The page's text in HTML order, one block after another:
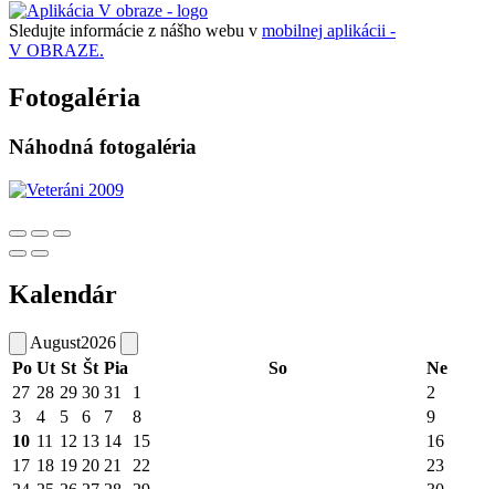
Sledujte informácie z nášho webu v mobilnej aplikácii -
V OBRAZE.
Fotogaléria
Náhodná fotogaléria
Kalendár
August2026
Po Ut St Št Pia So
Ne
27 28 29 30 31 1
2
3
4 5 6 7 8
9
10 11 12 13 14 15
16
17 18 19 20 21 22
23